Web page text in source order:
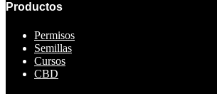
Productos
Permisos
Semillas
Cursos
CBD